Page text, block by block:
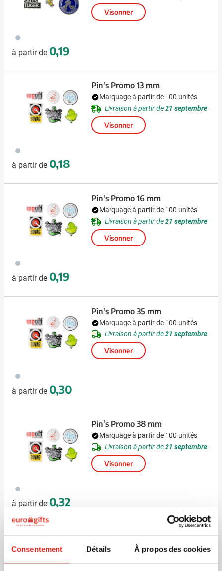
Consentement Détails À propos des cookies
879
à partir de 0,19
Visonner
879
à partir de 0,18
Pin's Promo 13 mm
Marquage à partir de 100 unités
Livraison à partir de21 septembre
Visonner
879
à partir de 0,19
Pin's Promo 16 mm
Marquage à partir de 100 unités
Livraison à partir de21 septembre
Visonner
879
à partir de 0,30
Pin's Promo 35 mm
Marquage à partir de 100 unités
Livraison à partir de21 septembre
Visonner
879
à partir de 0,32
Pin's Promo 38 mm
Marquage à partir de 100 unités
Livraison à partir de21 septembre
Visonner
Pin's Promo 45 mm
Marquage à partir de 100 unités